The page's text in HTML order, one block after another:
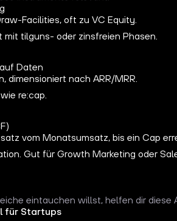
Facilities, oft zu VC Equity.
tilguns- oder zinsfreien Phasen.
Daten
dimensioniert nach ARR/MRR.
re:cap.
vom Monatsumsatz, bis ein Cap
Gut für Growth Marketing oder
eintauchen willst, helfen dir diese
für Startups